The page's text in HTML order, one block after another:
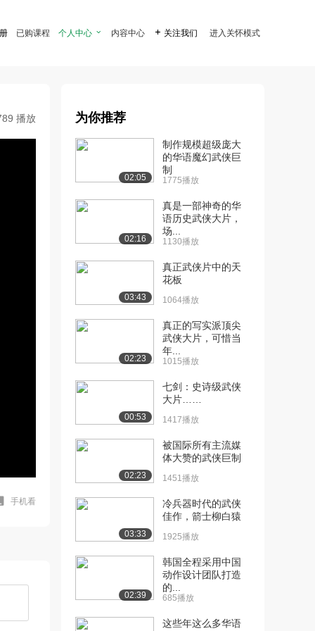
已购课程 个人中心  内容中心  关注我们 进入关怀模式
播放
手机看
为你推荐
02:05
制作规模超级庞大
的华语魔幻武侠巨
制
1775播放
02:16
真是一部神奇的华
语历史武侠大片，
场...
1130播放
03:43
真正武侠片中的天
花板
1064播放
02:23
真正的写实派顶尖
武侠大片，可惜当
年...
1015播放
00:53
七剑：史诗级武侠
大片……
1417播放
02:23
被国际所有主流媒
体大赞的武侠巨制
1451播放
03:33
冷兵器时代的武侠
佳作，箭士柳白猿
1925播放
02:39
韩国全程采用中国
动作设计团队打造
的...
685播放
这些年这么多华语